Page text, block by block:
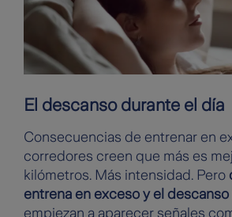
El descanso durante el día
Consecuencias de entrenar en
corredores creen que más es
kilómetros. Más intensidad. Pero
entrena en exceso y el
empiezan a aparecer señales